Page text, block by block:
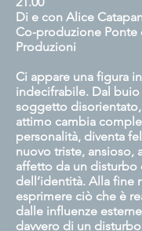
Di e con Alice
Co-produzione Ponte
Produzioni
Ci appare una figura
indecifrabile. Dal
soggetto
attimo cambia
personalità, diventa
nuovo triste, ansioso,
affetto da un disturbo
dell’identità. Alla fine
esprimere ciò che è
dalle influenze
davvero di un